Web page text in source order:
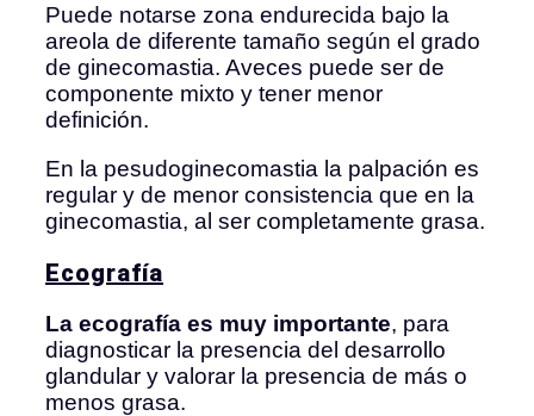
Puede notarse zona endurecida bajo la
areola de diferente tamaño según el grado
de ginecomastia. Aveces puede ser de
componente mixto y tener menor
definición.
En la pesudoginecomastia la palpación es
regular y de menor consistencia que en la
ginecomastia, al ser completamente grasa.
Ecografía
La ecografía es muy importante, para
diagnosticar la presencia del desarrollo
glandular y valorar la presencia de más o
menos grasa.